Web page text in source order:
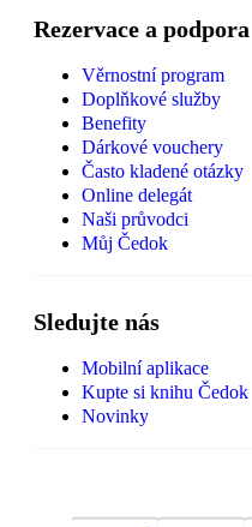
Rezervace a podpora
Věrnostní program
Doplňkové služby
Benefity
Dárkové vouchery
Často kladené otázky
Online delegát
Naši průvodci
Můj Čedok
Sledujte nás
Mobilní aplikace
Kupte si knihu Čedok
Novinky